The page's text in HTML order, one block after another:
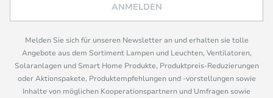
ANMELDEN
Melden Sie sich für unseren Newsletter an und erhalten sie tolle
Angebote aus dem Sortiment Lampen und Leuchten, Ventilatoren,
Solaranlagen und Smart Home Produkte, Produktpreis-Reduzierungen
oder Aktionspakete, Produktempfehlungen und -vorstellungen sowie
Inhalte von möglichen Kooperationspartnern und Umfragen sowie